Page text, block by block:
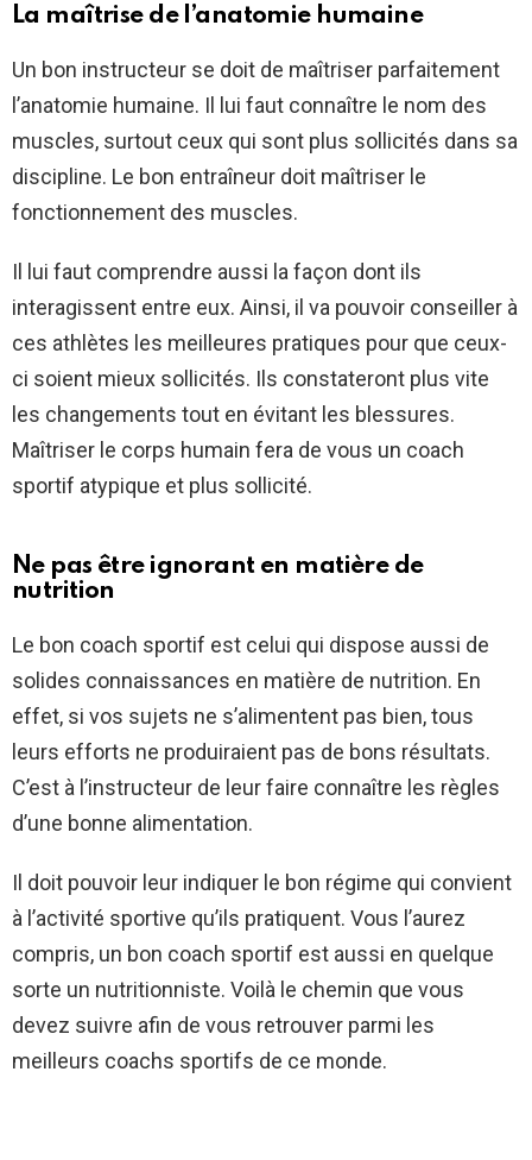
La maîtrise de l’anatomie humaine
Un bon instructeur se doit de maîtriser parfaitement
l’anatomie humaine. Il lui faut connaître le nom des
muscles, surtout ceux qui sont plus sollicités dans sa
discipline. Le bon entraîneur doit maîtriser le
fonctionnement des muscles.
Il lui faut comprendre aussi la façon dont ils
interagissent entre eux. Ainsi, il va pouvoir conseiller à
ces athlètes les meilleures pratiques pour que ceux-
ci soient mieux sollicités. Ils constateront plus vite
les changements tout en évitant les blessures.
Maîtriser le corps humain fera de vous un coach
sportif atypique et plus sollicité.
Ne pas être ignorant en matière de
nutrition
Le bon coach sportif est celui qui dispose aussi de
solides connaissances en matière de nutrition. En
effet, si vos sujets ne s’alimentent pas bien, tous
leurs efforts ne produiraient pas de bons résultats.
C’est à l’instructeur de leur faire connaître les règles
d’une bonne alimentation.
Il doit pouvoir leur indiquer le bon régime qui convient
à l’activité sportive qu’ils pratiquent. Vous l’aurez
compris, un bon coach sportif est aussi en quelque
sorte un nutritionniste. Voilà le chemin que vous
devez suivre afin de vous retrouver parmi les
meilleurs coachs sportifs de ce monde.